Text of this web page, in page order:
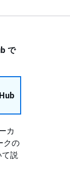
で
カ
クの
て説